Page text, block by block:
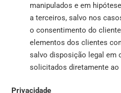
manipulados e em
a terceiros, salvo nos
o consentimento do
elementos dos clientes
salvo disposição legal em
solicitados diretamente ao
Privacidade